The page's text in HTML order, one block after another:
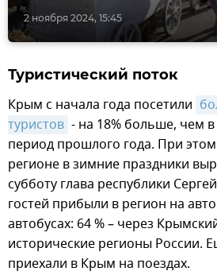
2 ноября 2024, 15:45
Туристический поток
Крым с начала года посетили
туристов - на 18% больше, чем
период прошлого года. При
регионе в зимние праздники
субботу глава республики
гостей прибыли в регион на
автобусах: 64 % – через
исторические регионы России.
приехали в Крым на поездах.